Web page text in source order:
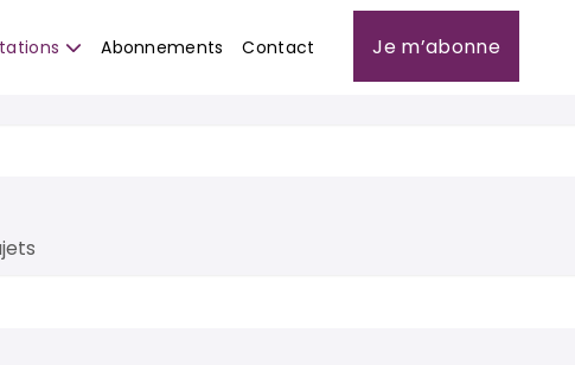
Abonnements Contact Je m’abonne